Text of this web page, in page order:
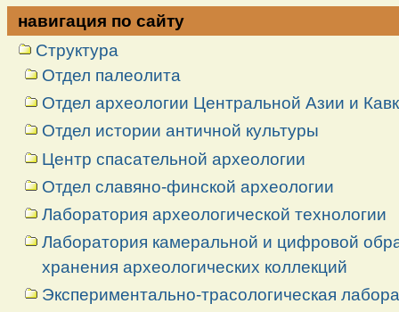
навигация по сайту
Структура
Отдел палеолита
Отдел археологии Центральной Азии и
Отдел истории античной культуры
Центр спасательной археологии
Отдел славяно-финской археологии
Лаборатория археологической технологии
Лаборатория камеральной и цифровой
хранения археологических коллекций
Экспериментально-трасологическая